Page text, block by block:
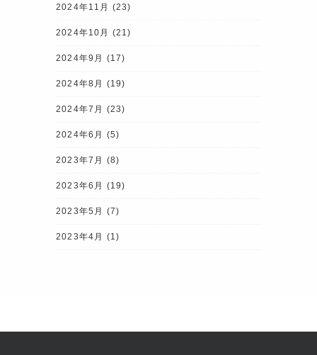
2024年11月 (23)
2024年10月 (21)
2024年9月 (17)
2024年8月 (19)
2024年7月 (23)
2024年6月 (5)
2023年7月 (8)
2023年6月 (19)
2023年5月 (7)
2023年4月 (1)